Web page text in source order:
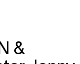
&